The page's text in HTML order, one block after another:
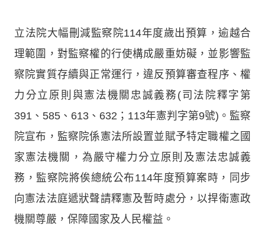
立法院大幅刪減監察院114年度歲出預算，逾越合
理範圍，對監察權的行使構成嚴重妨礙，並影響監
察院實質存續與正常運行，違反預算審查程序、權
力分立原則與憲法機關忠誠義務(司法院釋字第
391、585、613、632；113年憲判字第9號)。監察
院宣布，監察院係憲法所設置並賦予特定職權之國
家憲法機關，為嚴守權力分立原則及憲法忠誠義
務，監察院將俟總統公布114年度預算案時，同步
向憲法法庭遞狀聲請釋憲及暫時處分，以捍衛憲政
機關尊嚴，保障國家及人民權益。